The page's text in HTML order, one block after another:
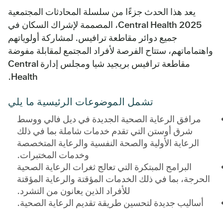
يعد هذا الحدث جزءًا من سلسلة المحادثات المجتمعية
Central Health 2025، المصممة لإشراك السكان في
جميع دوائر مقاطعة ترافيس. لمشاركة أولوياتهم
واهتماماتهم، ستتاح الفرصة لأفراد المجتمع لمقابلة مفوضة
مقاطعة ترافيس بريجيد شيا ومجلس إدارة Central
Health.
تشمل الموضوعات الرئيسية ما يلي
مرافق الرعاية الصحية الجديدة في ديل فالي ووسط
شرق أوستن التي تقدم خدمات شاملة بما في ذلك
الرعاية الأولية والصحة النفسية والرعاية المتخصصة
وخدمات المختبرات.
البرامج المبتكرة التي تعالج ثغرات الرعاية الصحية
الحرجة، بما في ذلك الخدمات المؤقتة والرعاية المؤقتة
للأفراد الذين يعانون من التشرد.
أساليب جديدة لتحسين طريقة تقديم الرعاية الصحية.